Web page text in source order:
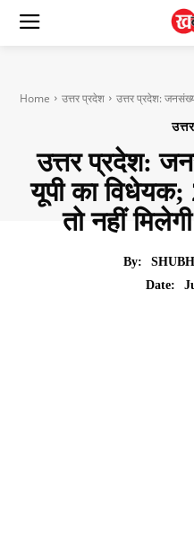
Home उत्तर प्रदेश उत्तर प्रदेश:
उत्तर प्रदेश:
यूपी का विधेयक;
तो नहीं
By:
Date: